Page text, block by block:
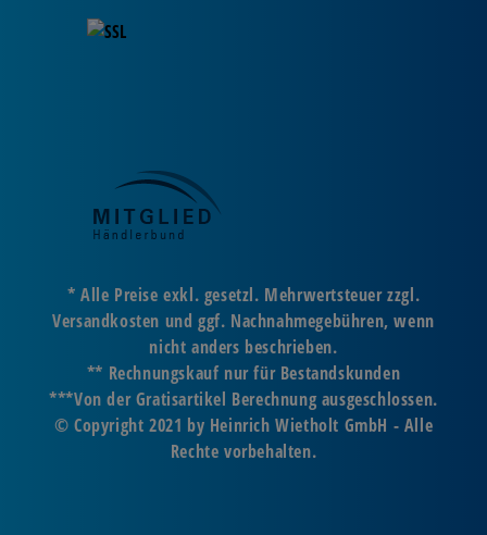
* Alle Preise exkl. gesetzl. Mehrwertsteuer zzgl.
Versandkosten und ggf. Nachnahmegebühren, wenn
nicht anders beschrieben.
** Rechnungskauf nur für Bestandskunden
***Von der Gratisartikel Berechnung ausgeschlossen.
© Copyright 2021 by Heinrich Wietholt GmbH - Alle
Rechte vorbehalten.